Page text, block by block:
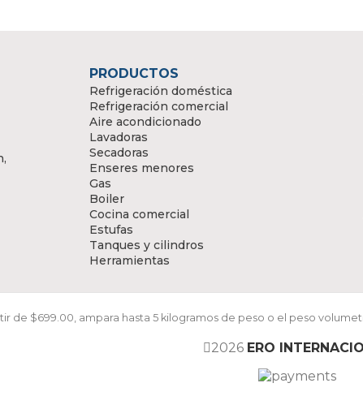
PRODUCTOS
Refrigeración doméstica
Refrigeración comercial
Aire acondicionado
Lavadoras
Secadoras
Enseres menores
Gas
Boiler
Cocina comercial
Estufas
Tanques y cilindros
Herramientas
de $699.00, ampara hasta 5 kilogramos de peso o el peso
2026 ERO